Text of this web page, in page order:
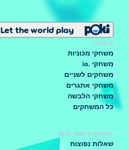
Let the world play
פופולרי
משחקי מכוניות
משחקי .io
משחקים לשניים
משחקי אתגרים
משחקי הלבשה
כל המשחקים
HELP AND SUPPORT
שאלות נפוצות